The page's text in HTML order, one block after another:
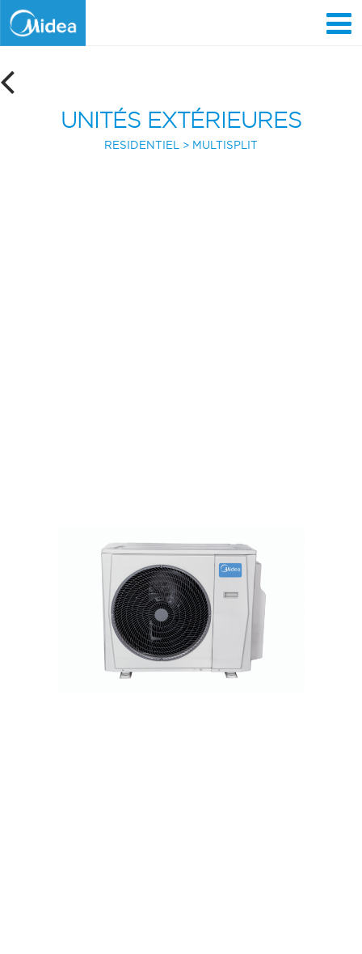
Aller
contenu
principal
RESIDENTIEL MULTISPLIT
UNITÉS EXTÉRIEURES